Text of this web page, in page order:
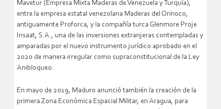
la creación de una empresa mixta forestal denominada
Mavetur (Empresa Mixta Maderas de Venezuela y Turquía),
entre la empresa estatal venezolana Maderas del Orinoco,
antiguamente Proforca, y la compañía turca Glenmore Proje
Insaat, S.A., una de las inversiones extranjeras contempladas y
amparadas por el nuevo instrumento jurídico aprobado en el
2020 de manera irregular como supraconstitucional de la Ley
En mayo de 2019, Maduro anunció también la creación de la